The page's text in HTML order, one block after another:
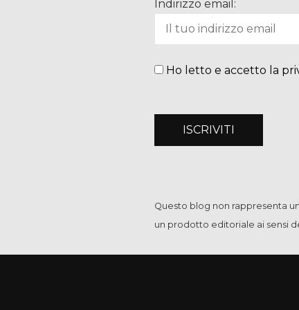
Indirizzo email:
Ho letto e accetto la
Questo blog non rappresenta
un prodotto editoriale ai sensi